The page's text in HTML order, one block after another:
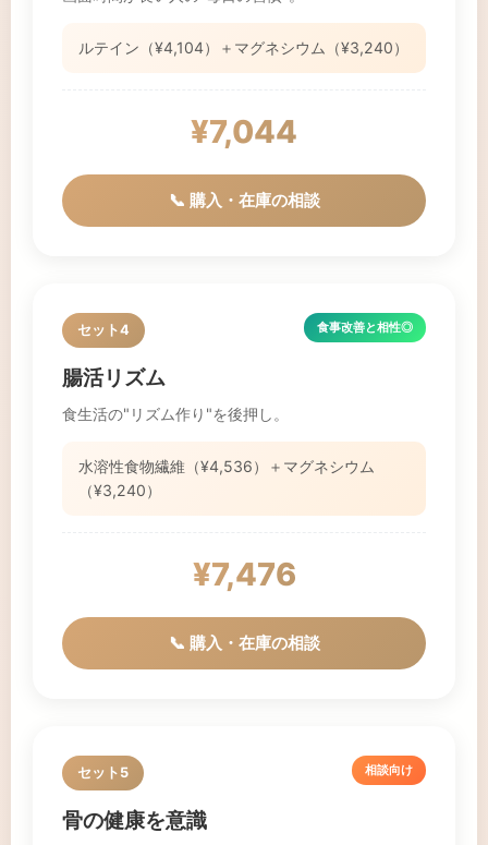
ルテイン（¥4,104）＋マグネシウム（¥3,240）
¥7,044
📞 購入・在庫の相談
セット4 食事改善と相性◎
腸活リズム
食生活の"リズム作り"を後押し。
水溶性食物繊維（¥4,536）＋マグネシウム
（¥3,240）
¥7,476
📞 購入・在庫の相談
セット5 相談向け
骨の健康を意識